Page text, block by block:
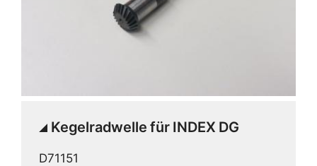
Kegelradwelle für INDEX DG
D71151